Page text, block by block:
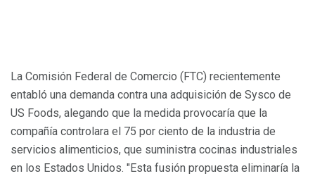
La Comisión Federal de Comercio (FTC) recientemente
entabló una demanda contra una adquisición de Sysco de
US Foods, alegando que la medida provocaría que la
compañía controlara el 75 por ciento de la industria de
servicios alimenticios, que suministra cocinas industriales
en los Estados Unidos. "Esta fusión propuesta eliminaría la